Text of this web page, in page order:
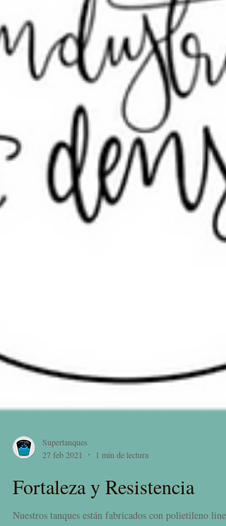
Supertanques
Fortaleza y Resistencia